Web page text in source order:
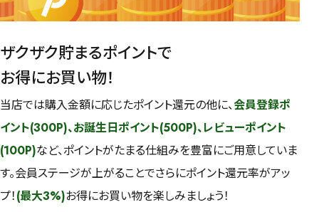
ザクザク貯まるポイントで
お得にお買い物！
当店では購入金額に応じたポイント還元の他に、会員登録ポ
イント(300P)、お誕生日ポイント(500P)、レビューポイント
(100P)など、ポイントがたまる仕組みを豊富にご用意していま
す。会員ステージが上がることでさらにポイント還元率がアッ
プ！(最大3%)お得にお買い物を楽しみましょう！